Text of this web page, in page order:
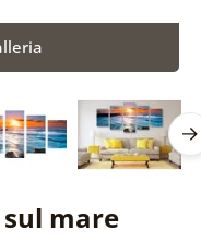
sul mare